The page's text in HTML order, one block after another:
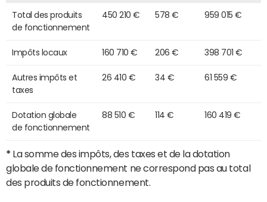
Total des produits
de fonctionnement
450 210 € 578 € 959 015 €
Impôts locaux 160 710 € 206 € 398 701 €
Autres impôts et
taxes
26 410 € 34 € 61 559 €
Dotation globale
de fonctionnement
88 510 € 114 € 160 419 €
* La somme des impôts, des taxes et de la dotation
globale de fonctionnement ne correspond pas au total
des produits de fonctionnement.